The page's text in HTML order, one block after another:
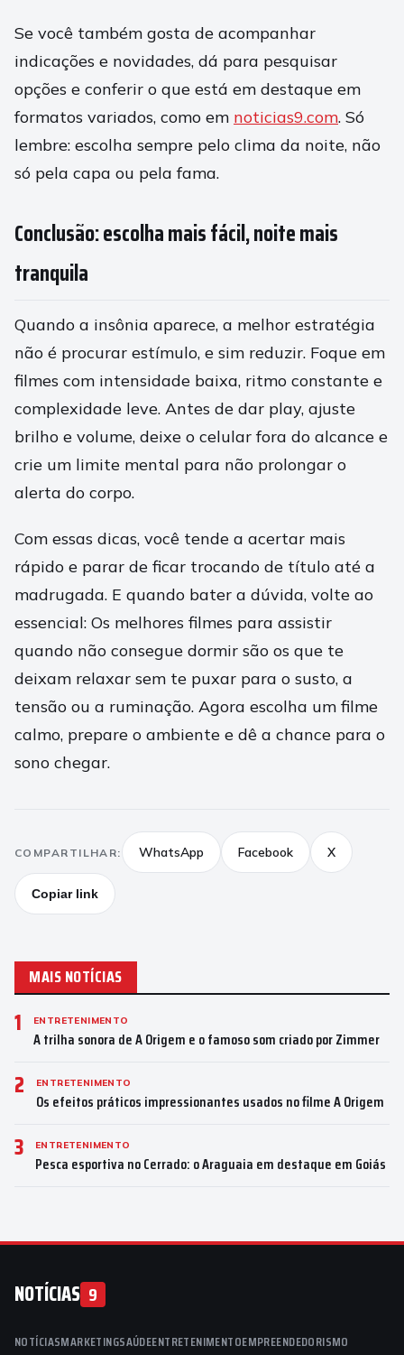
Se você também gosta de acompanhar
indicações e novidades, dá para pesquisar
opções e conferir o que está em destaque em
formatos variados, como em noticias9.com. Só
lembre: escolha sempre pelo clima da noite, não
só pela capa ou pela fama.
Conclusão: escolha mais fácil, noite mais
tranquila
Quando a insônia aparece, a melhor estratégia
não é procurar estímulo, e sim reduzir. Foque em
filmes com intensidade baixa, ritmo constante e
complexidade leve. Antes de dar play, ajuste
brilho e volume, deixe o celular fora do alcance e
crie um limite mental para não prolongar o
alerta do corpo.
Com essas dicas, você tende a acertar mais
rápido e parar de ficar trocando de título até a
madrugada. E quando bater a dúvida, volte ao
essencial: Os melhores filmes para assistir
quando não consegue dormir são os que te
deixam relaxar sem te puxar para o susto, a
tensão ou a ruminação. Agora escolha um filme
calmo, prepare o ambiente e dê a chance para o
sono chegar.
COMPARTILHAR: WhatsApp Facebook X
Copiar link
MAIS NOTÍCIAS
1 ENTRETENIMENTO
A trilha sonora de A Origem e o famoso som criado por Zimmer
2 ENTRETENIMENTO
Os efeitos práticos impressionantes usados no filme A Origem
3 ENTRETENIMENTO
Pesca esportiva no Cerrado: o Araguaia em destaque em Goiás
NOTÍCIAS 9
NOTÍCIASMARKETINGSAÚDEENTRETENIMENTOEMPREENDEDORISMO